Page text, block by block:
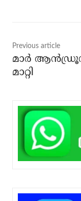
Previous article
മാര്‍ ആന്‍ഡ്രൂസ്
മാറ്റി